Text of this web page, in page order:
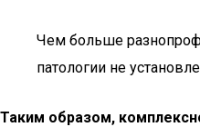
Чем больше
патологии не
Таким образом,